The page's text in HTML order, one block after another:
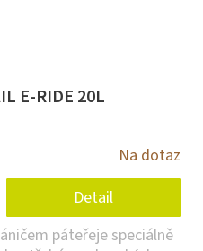
E-RIDE 20L
Na dotaz
Detail
páteřeje speciálně